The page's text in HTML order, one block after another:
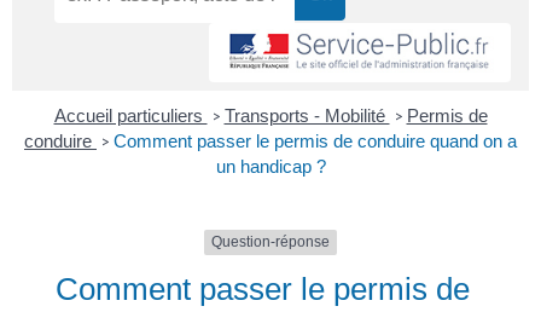
Accueil particuliers > Transports - Mobilité > Permis de
conduire > Comment passer le permis de conduire quand on a
un handicap ?
Question-réponse
Comment passer le permis de